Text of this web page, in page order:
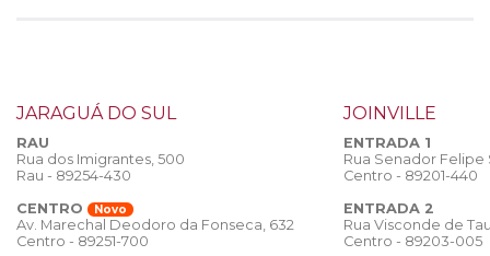
JARAGUÁ DO SUL
RAU
Rua dos Imigrantes, 500
Rau - 89254-430
CENTRO
Novo
Av. Marechal Deodoro da Fonseca, 632
Centro - 89251-700
JOINVILLE
ENTRADA 1
Rua Senador
Centro - 89201-440
ENTRADA 2
Rua Visconde de
Centro - 89203-005